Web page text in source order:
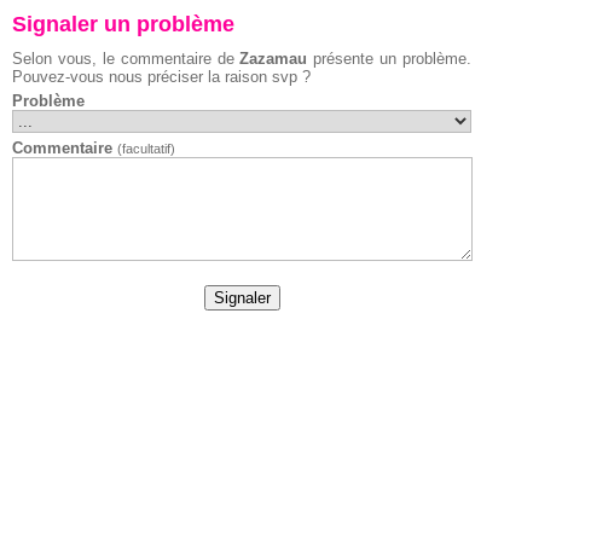
Signaler un problème
Selon vous, le commentaire deZazamau présente un problème.
Pouvez-vous nous préciser la raison svp ?
Problème
Commentaire (facultatif)